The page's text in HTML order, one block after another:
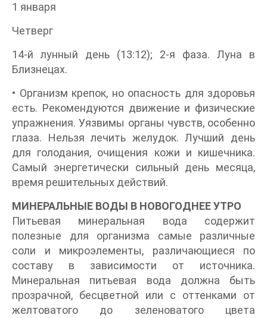
1 января
Четверг
14-й лунный день (13:12); 2-я фаза. Луна в
Близнецах.
• Организм крепок, но опасность для здоровья
есть. Рекомендуются движение и физические
упражнения. Уязвимы органы чувств, особенно
глаза. Нельзя лечить желудок. Лучший день
для голодания, очищения кожи и кишечника.
Самый энергетически сильный день месяца,
время решительных действий.
МИНЕРАЛЬНЫЕ ВОДЫ В НОВОГОДНЕЕ УТРО
Питьевая минеральная вода содержит
полезные для организма самые различные
соли и микроэлементы, различающиеся по
составу в зависимости от источника.
Минеральная питьевая вода должна быть
прозрачной, бесцветной или с оттенками от
желтоватого до зеленоватого цвета